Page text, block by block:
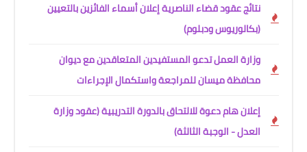
نتائج عقود قضاء الناصرية إعلان أسماء الفائزين بالتعيين
(بكالوريوس ودبلوم)
وزارة العمل تدعو المستفيدين المتعاقدين مع ديوان
محافظة ميسان للمراجعة واستكمال الإجراءات
إعلان هام دعوة للالتحاق بالدورة التدريبية (عقود وزارة
العدل - الوجبة الثالثة)